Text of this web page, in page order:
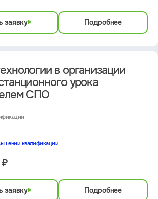
заявку Подробнее
в организации
урока
СПО
квалификации
₽
заявку Подробнее